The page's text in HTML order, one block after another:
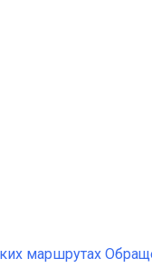
маршрутах